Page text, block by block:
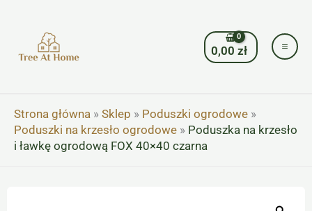
0,00zł
Strona główna » Sklep » Poduszki ogrodowe »
Poduszki na krzesło ogrodowe » Poduszka na krzesło
i ławkę ogrodową FOX 40×40 czarna